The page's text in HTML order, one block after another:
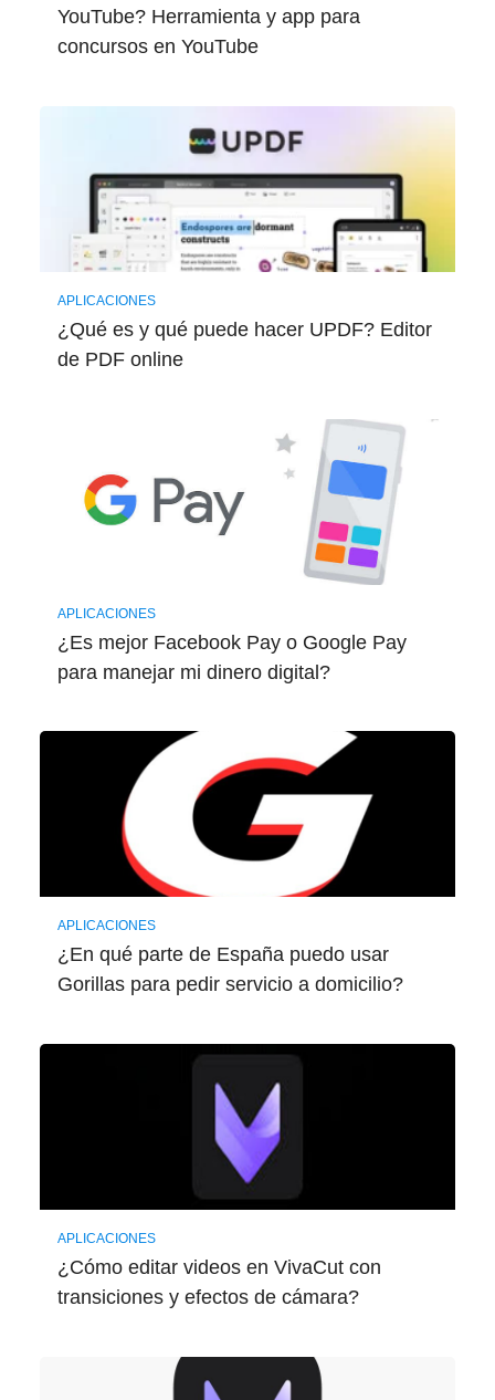
YouTube? Herramienta y app para
concursos en YouTube
APLICACIONES
¿Qué es y qué puede hacer UPDF? Editor
de PDF online
APLICACIONES
¿Es mejor Facebook Pay o Google Pay
para manejar mi dinero digital?
APLICACIONES
¿En qué parte de España puedo usar
Gorillas para pedir servicio a domicilio?
APLICACIONES
¿Cómo editar videos en VivaCut con
transiciones y efectos de cámara?